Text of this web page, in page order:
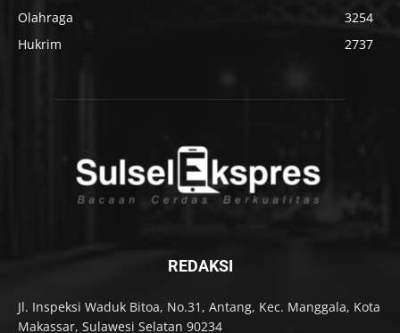
Olahraga
3254
Hukrim
2737
REDAKSI
Jl. Inspeksi Waduk Bitoa, No.31, Antang, Kec. Manggala, Kota
Makassar, Sulawesi Selatan 90234